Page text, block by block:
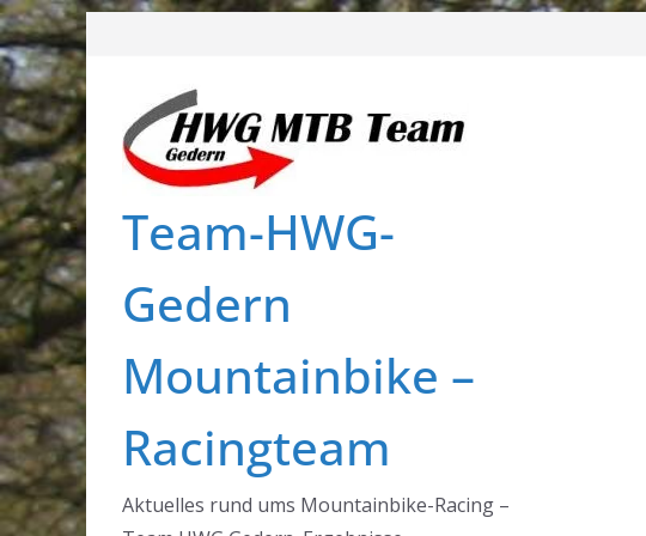
Zum
Inhalt
springen
Team-HWG-
Gedern
Mountainbike –
Racingteam
Aktuelles rund ums Mountainbike-Racing –